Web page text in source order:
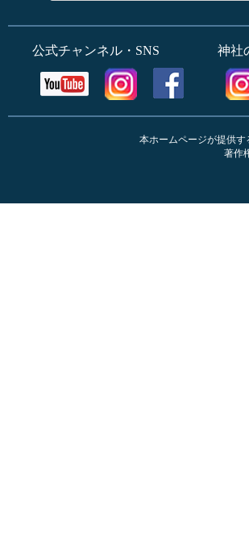
公式チャンネル・SNS 神社
本ホームページが提供
著作